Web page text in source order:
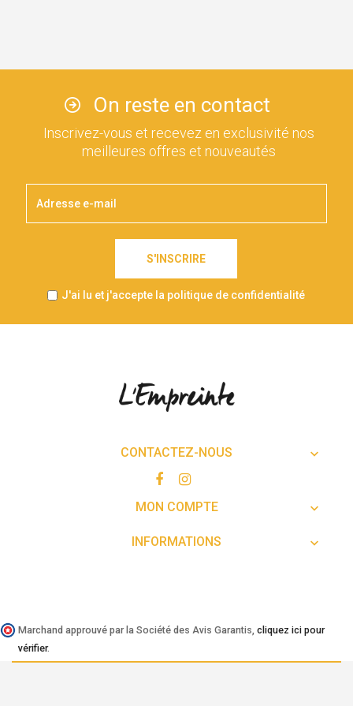
On reste en contact
Inscrivez-vous et recevez en exclusivité nos
meilleures offres et nouveautés
S'INSCRIRE
J'ai lu et j'accepte la politique de confidentialité
CONTACTEZ-NOUS 
MON COMPTE 
INFORMATIONS 
Marchand approuvé par la Société des Avis Garantis, cliquez ici pour
vérifier.